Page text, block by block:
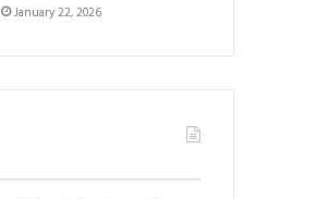
January 22, 2026